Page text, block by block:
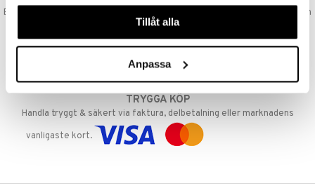
våra cookies vid fortsatt användande av vår webbplats.
Tillåt alla
Anpassa
Beställningar lagda före 14:00 (gäller varor i lager) skickas normalt ut från
oss samma dag.
GODKÄND AV LÄKEMEDELSVERKET
EU-logotypen är symbolen som visar att vi är godkända av
TRYGGA KÖP
Handla tryggt & säkert via faktura, delbetalning eller marknadens
vanligaste kort.